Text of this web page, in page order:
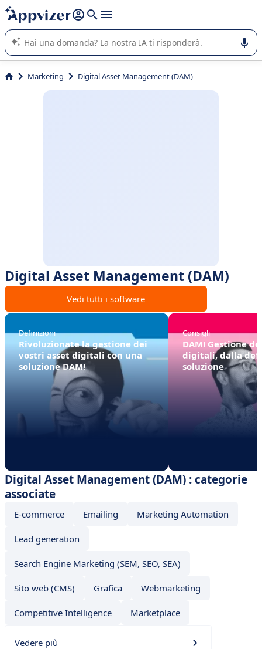
righe con
shift + enter
L'IA di Appvizer vi guida nell'utilizzo o nella scelta di un
software SaaS per la vostra azienda.
Marketing Digital Asset Management (DAM)
Digital Asset Management (DAM)
Vedi tutti i software
Definizioni
Rivoluzionate la gestione dei
vostri asset digitali con una
soluzione DAM!
Consigli
DAM! Gestione
digitali, dalla
soluzione
Digital Asset Management (DAM) : categorie
associate
E-commerce Emailing Marketing Automation
Lead generation
Search Engine Marketing (SEM, SEO, SEA)
Sito web (CMS) Grafica Webmarketing
Competitive Intelligence Marketplace
Vedere più